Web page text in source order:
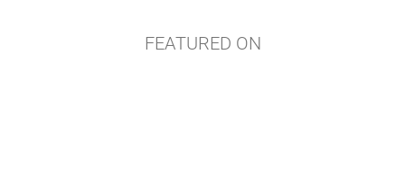
FEATURED ON